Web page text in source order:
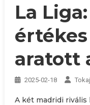
La
aratott
2025-02-18
A két madridi rivális